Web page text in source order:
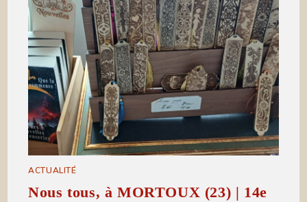
ACTUALITÉ
Nous tous, à MORTOUX (23) | 14e